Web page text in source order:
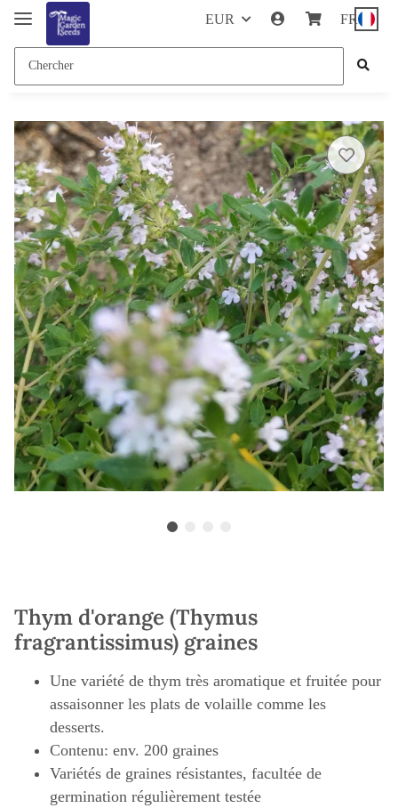
EUR FR
Thym d'orange (Thymus
fragrantissimus) graines
Une variété de thym très aromatique et fruitée pour
assaisonner les plats de volaille comme les
desserts.
Contenu: env. 200 graines
Variétés de graines résistantes, facultée de
germination régulièrement testée